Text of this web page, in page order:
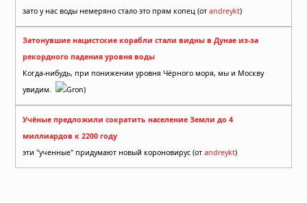
зато у нас воды немеряно стало это прям копец (от andreykt)
Затонувшие нацистские корабли стали видны в Дунае из-за
рекордного падения уровня воды
Когда-нибудь, при понижении уровня Чёрного моря, мы и Москву
увидим.
Gron)
Учёные предложили сократить население Земли до 4
миллиардов к 2200 году
эти "ученные" придумают новый короновирус (от andreykt)